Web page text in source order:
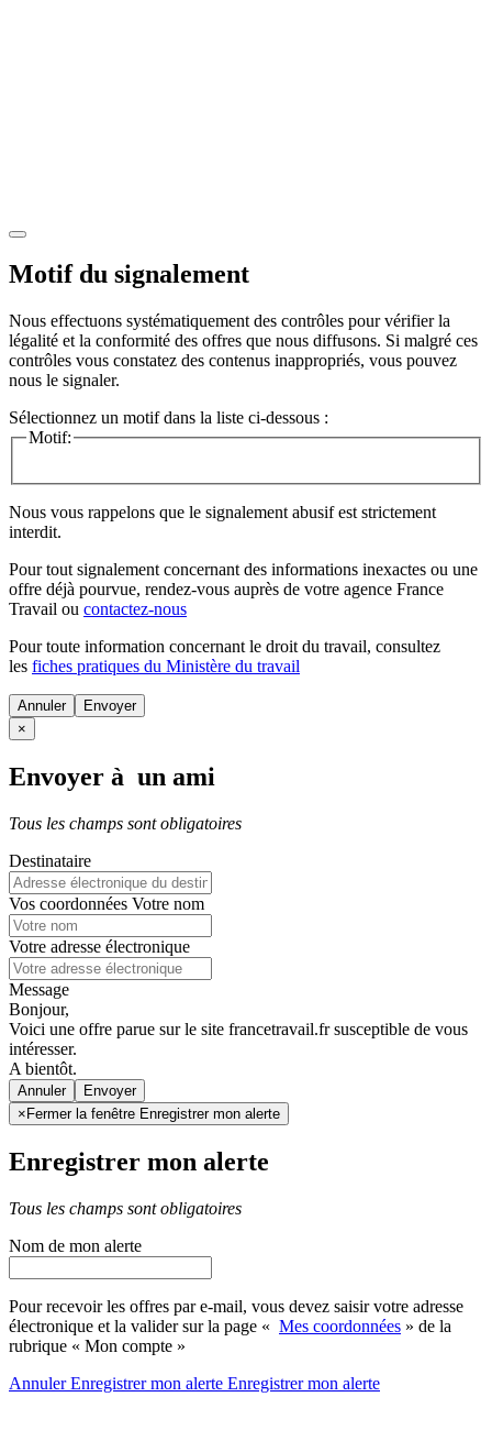
Motif du signalement
Nous effectuons systématiquement des contrôles pour vérifier la
légalité et la conformité des offres que nous diffusons. Si malgré ces
contrôles vous constatez des contenus inappropriés, vous pouvez
nous le signaler.
Sélectionnez un motif dans la liste ci-dessous :
Motif:
Nous vous rappelons que le signalement abusif est strictement
interdit.
Pour tout signalement concernant des informations inexactes ou une
offre déjà pourvue, rendez-vous auprès de votre agence France
Travail ou contactez-nous
Pour toute information concernant le droit du travail, consultez
les fiches pratiques du Ministère du travail
Annuler
×
Envoyer à un ami
Tous les champs sont obligatoires
Destinataire
Vos coordonnées Votre nom
Votre adresse électronique
Message
Bonjour,
Voici une offre parue sur le site francetravail.fr susceptible de vous
intéresser.
A bientôt.
Annuler
× Fermer la fenêtre Enregistrer mon alerte
Enregistrer mon alerte
Tous les champs sont obligatoires
Nom de mon alerte
Pour recevoir les offres par e-mail, vous devez saisir votre adresse
électronique et la valider sur la page « Mes coordonnées » de la
rubrique « Mon compte »
AnnulerEnregistrer mon alerte Enregistrermon alerte